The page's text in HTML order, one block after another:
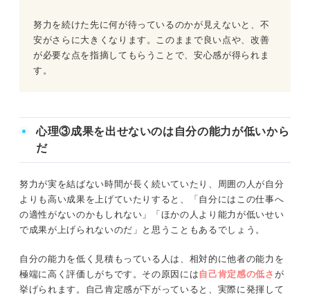
努力を続けた先に何が待っているのかが見えないと、不
安がさらに大きくなります。このままで良い点や、改善
が必要な点を指摘してもらうことで、安心感が得られま
す。
心理③成果を出せないのは自分の能力が低いから
だ
努力が実を結ばない時間が長く続いていたり、周囲の人が自分
よりも高い成果を上げていたりすると、「自分にはこの仕事へ
の適性がないのかもしれない」「ほかの人より能力が低いせい
で成果が上げられないのだ」と思うこともあるでしょう。
自分の能力を低く見積もっている人は、相対的に他者の能力を
極端に高く評価しがちです。その原因には自己肯定感の低さ が
挙げられます。自己肯定感が下がっていると、実際に発揮して